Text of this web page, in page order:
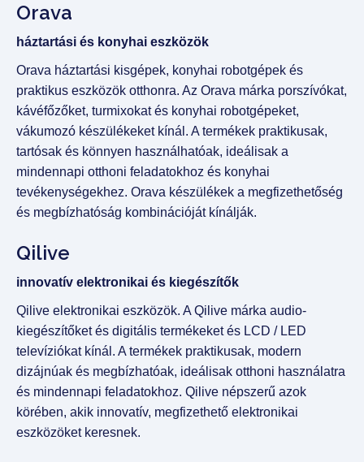
Orava
háztartási és konyhai eszközök
Orava háztartási kisgépek, konyhai robotgépek és
praktikus eszközök otthonra. Az Orava márka porszívókat,
kávéfőzőket, turmixokat és konyhai robotgépeket,
vákumozó készülékeket kínál. A termékek praktikusak,
tartósak és könnyen használhatóak, ideálisak a
mindennapi otthoni feladatokhoz és konyhai
tevékenységekhez. Orava készülékek a megfizethetőség
és megbízhatóság kombinációját kínálják.
Qilive
innovatív elektronikai és kiegészítők
Qilive elektronikai eszközök. A Qilive márka audio-
kiegészítőket és digitális termékeket és LCD / LED
televíziókat kínál. A termékek praktikusak, modern
dizájnúak és megbízhatóak, ideálisak otthoni használatra
és mindennapi feladatokhoz. Qilive népszerű azok
körében, akik innovatív, megfizethető elektronikai
eszközöket keresnek.